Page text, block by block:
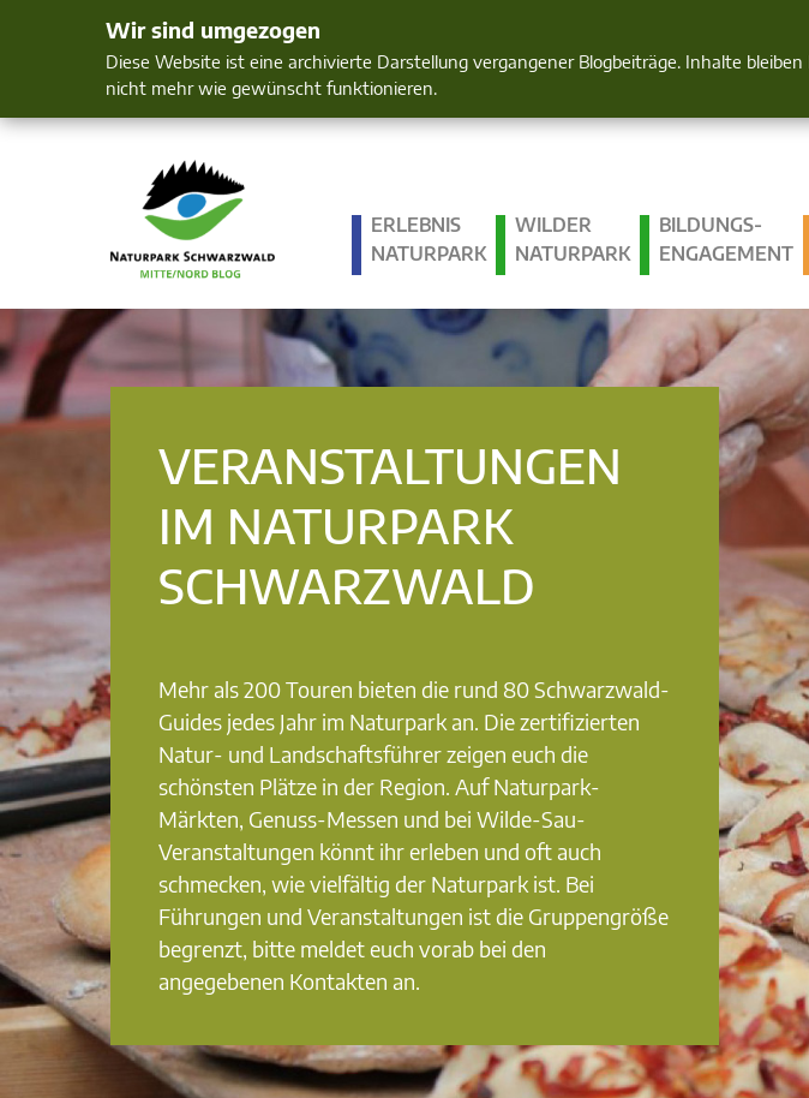
Wir sind umgezogen
Diese Website ist eine archivierte Darstellung vergangener Blogbeiträge. Inhalte
nicht mehr wie gewünscht funktionieren.
Mensch und Natur im Blick
ERLEBNIS
NATURPARK
WILDER
NATURPARK
BILDUNGS­
ENGAGEMENT
VERANSTALTUNGEN
IM NATURPARK
SCHWARZWALD
Mehr als 200 Touren bieten die rund 80 Schwarzwald-
Guides jedes Jahr im Naturpark an. Die zertifizierten
Natur- und Landschaftsführer zeigen euch die
schönsten Plätze in der Region. Auf Naturpark-
Märkten, Genuss-Messen und bei Wilde-Sau-
Veranstaltungen könnt ihr erleben und oft auch
schmecken, wie vielfältig der Naturpark ist. Bei
Führungen und Veranstaltungen ist die Gruppengröße
begrenzt, bitte meldet euch vorab bei den
angegebenen Kontakten an.